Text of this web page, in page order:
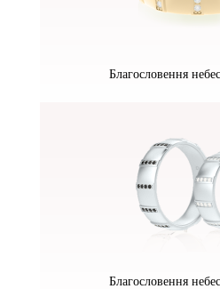
Благословення
Благословення